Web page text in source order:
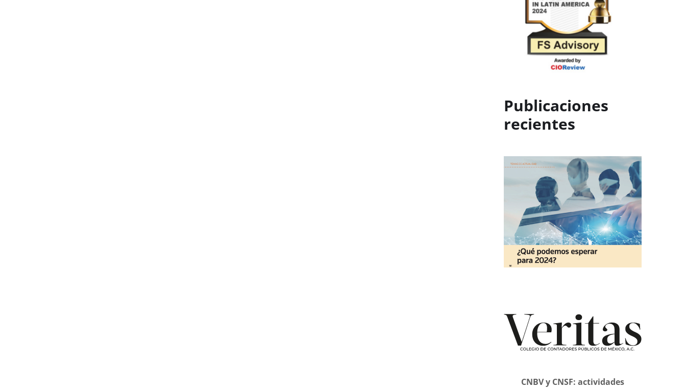
Publicaciones
recientes
CNBV y CNSF: actividades